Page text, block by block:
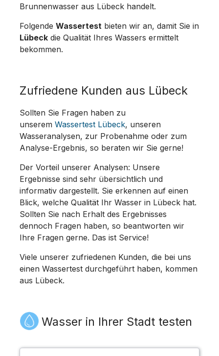
Brunnenwasser aus Lübeck handelt.
Folgende Wassertest bieten wir an, damit Sie in
Lübeck die Qualität Ihres Wassers ermittelt
bekommen.
Zufriedene Kunden aus Lübeck
Sollten Sie Fragen haben zu
unserem Wassertest Lübeck, unseren
Wasseranalysen, zur Probenahme oder zum
Analyse-Ergebnis, so beraten wir Sie gerne!
Der Vorteil unserer Analysen: Unsere
Ergebnisse sind sehr übersichtlich und
informativ dargestellt. Sie erkennen auf einen
Blick, welche Qualität Ihr Wasser in Lübeck hat.
Sollten Sie nach Erhalt des Ergebnisses
dennoch Fragen haben, so beantworten wir
Ihre Fragen gerne. Das ist Service!
Viele unserer zufriedenen Kunden, die bei uns
einen Wassertest durchgeführt haben, kommen
aus Lübeck.
Wasser in Ihrer Stadt testen